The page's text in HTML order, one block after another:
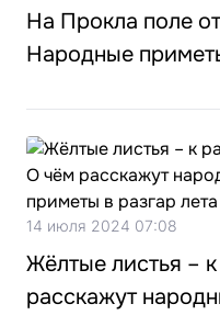
На Прокла поле
Народные
14 июля 2024 07:08
Жёлтые листья –
расскажут